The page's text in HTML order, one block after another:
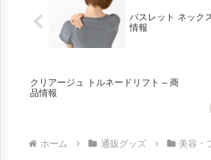
バスレット ネック
情報
クリアージュ トルネードリフト – 商
品情報
ホーム 通販グッズ 美容・